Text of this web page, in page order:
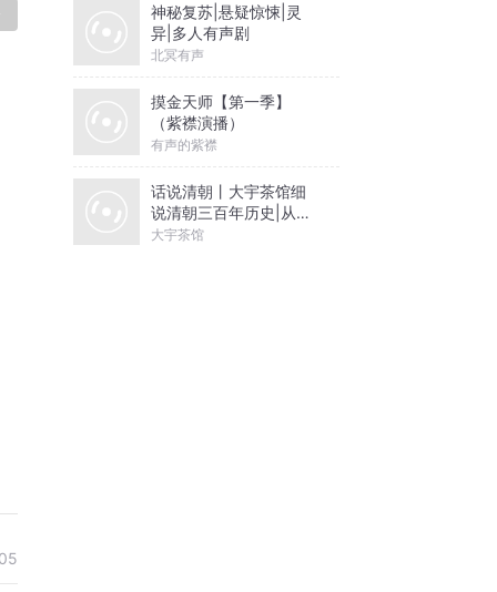
神秘复苏|悬疑惊悚|灵
异|多人有声剧
北冥有声
摸金天师【第一季】
（紫襟演播）
有声的紫襟
话说清朝丨大宇茶馆细
说清朝三百年历史|从努
尔哈赤到末代皇帝溥仪|
大宇茶馆